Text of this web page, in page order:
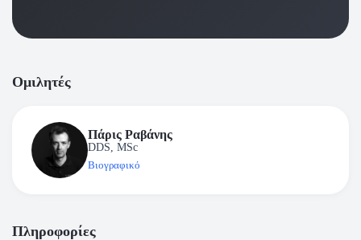
Ομιλητές
Πάρις Ραβάνης
DDS, MSc
Βιογραφικό
Πληροφορίες